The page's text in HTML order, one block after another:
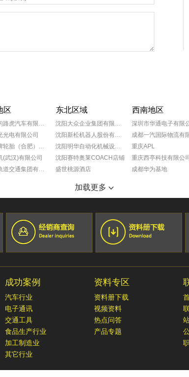
区 东北区域 西南地区
奇瑞捷豹路虎汽车有限公司
光电有限公司
大陆马牌轮胎（合肥）有限公司
(武汉)有限公司
长沙市轨道交通集团有限公司
学院
沈阳大众企业集团有限公司
沈阳新松机器人股份有限公司
沈阳明华自动化机械设备有限公司
沈阳赛特奥莱COACH店铺
盛世桃源酒店
抚顺万达广场
黑龙江佳木斯国宾馆
锦州喜来登酒店
宏孚大厦
丹东万达嘉华酒店
长白山智选假日酒店
长白山万达宜必思酒店
鞍山美景海鲜酒店
深圳市华通电子有限
重庆APL
重庆西亭科技有限公司
成都华为基地
成都莫仕连接器有限
加载更多
成功案例
汽车行业
电子通讯
交通工具
食品生产行业
加工制造业
其它行业
资料专区
资料册下载
视频资料
热点问答
产品专题